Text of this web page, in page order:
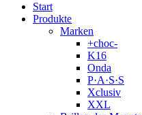
Start
Produkte
Marken
+choc-
K16
Onda
P·A·S·S
Xclusiv
XXL